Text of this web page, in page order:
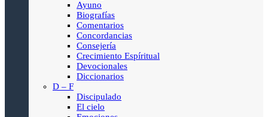
Ayuno
Biografías
Comentarios
Concordancias
Consejería
Crecimiento Espíritual
Devocionales
Diccionarios
D – F
Discipulado
El cielo